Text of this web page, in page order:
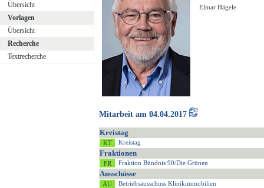
Übersicht
Vorlagen
Übersicht
Recherche
Textrecherche
Elmar Hägele
Mitarbeit am 04.04.2017
Kreistag
Kreistag
Fraktionen
Fraktion Bündnis 90/Die Grünen
Ausschüsse
Betriebsausschuss Klinikimmobilien